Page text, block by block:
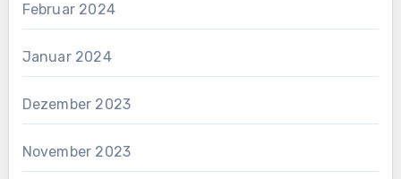
Februar 2024
Januar 2024
Dezember 2023
November 2023